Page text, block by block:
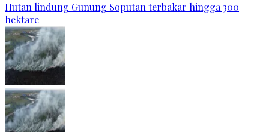
Hutan lindung Gunung Soputan terbakar hingga 300
hektare